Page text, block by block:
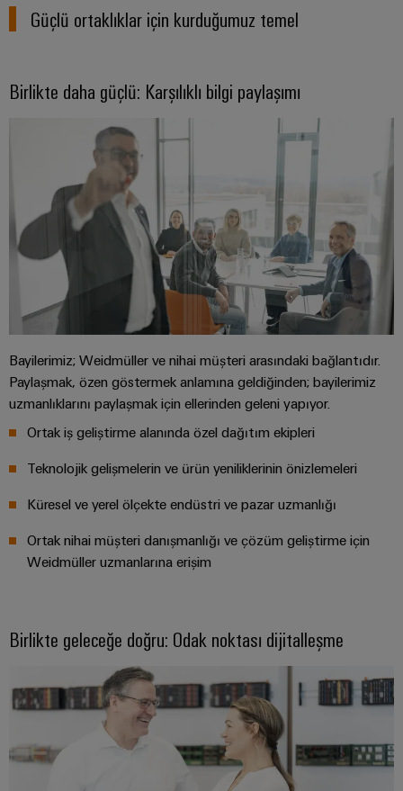
operasyonların
Enerjisi
enerjisinde
operasyonel
mükemmellik
Su
arıtma
Su
ve
atık
su
endüstrisi
çözümler
Veri
Merkezi
Veri
merkezleri
çözümler
verimli,
güvenilir,
ölçeklenebilir
Üreticisi
(OEM)
görselleştirme
Enerji
Weidmüller
Industrial
AI
Uzaktan
Endüstriyel
easyConnect
İş
Yeri
&
Aksesuarlar
Aletler
Yazılım
Markalama
Endüstriyel
yazıcılar
Güçlü ortaklıklar için kurduğumuz temel
Birlikte daha güçlü: Karşılıklı bilgi paylaşımı
Bayilerimiz; Weidmüller ve nihai müşteri arasındaki bağlantıdır.
Paylaşmak, özen göstermek anlamına geldiğinden; bayilerimiz
uzmanlıklarını paylaşmak için ellerinden geleni yapıyor.
Ortak iş geliştirme alanında özel dağıtım ekipleri
Teknolojik gelişmelerin ve ürün yeniliklerinin önizlemeleri
Küresel ve yerel ölçekte endüstri ve pazar uzmanlığı
Ortak nihai müşteri danışmanlığı ve çözüm geliştirme için
Weidmüller uzmanlarına erişim
Birlikte geleceğe doğru: Odak noktası dijitalleşme